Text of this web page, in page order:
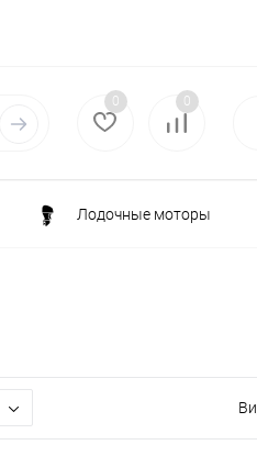
0 0
Лодочные моторы
РАСПРОДАЖА